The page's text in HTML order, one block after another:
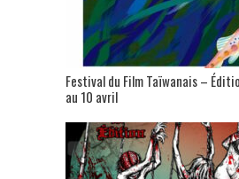
Festival du Film Taïwanais –
au 10 avril